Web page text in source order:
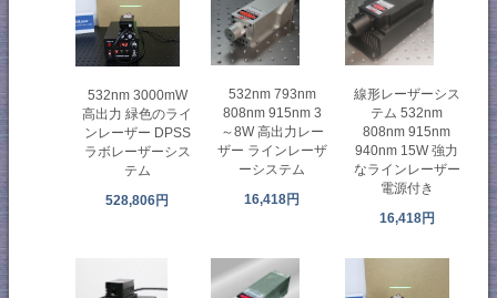
532nm 3000mW
高出力 緑色のライ
ンレーザー DPSS
ラボレーザーシス
テム
528,806円
532nm 793nm
808nm 915nm 3
～8W 高出力レー
ザー ラインレーザ
ーシステム
16,418円
線形レーザーシス
テム 532nm
808nm 915nm
940nm 15W 強力
なラインレーザー
電源付き
16,418円